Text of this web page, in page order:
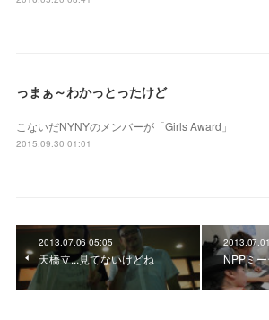
っまぁ～わかっとったけど
こないだNYNYのメンバーが「Girls Award」
2015.09.30 01:01
2013.07.06 05:05
天橋立...見てないけどね NPPミ